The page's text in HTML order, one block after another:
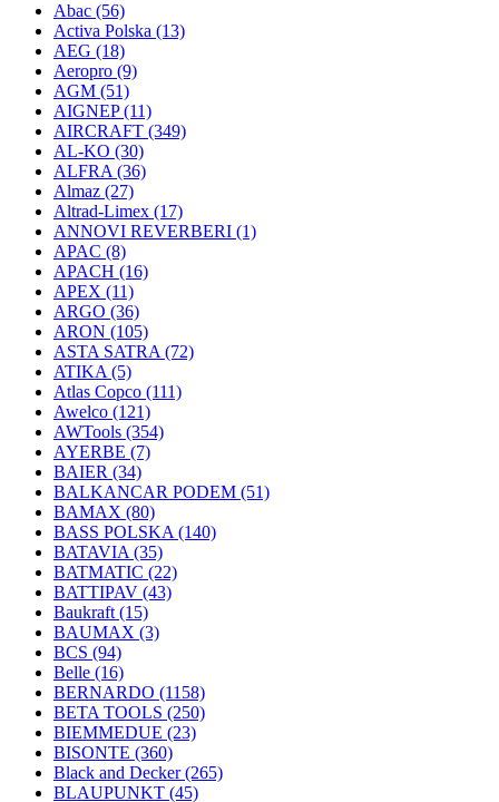
Abac (56)
Activa Polska (13)
AEG (18)
Aeropro (9)
AGM (51)
AIGNEP(11)
AIRCRAFT (349)
AL-KO (30)
ALFRA (36)
Almaz (27)
Altrad-Limex (17)
ANNOVI REVERBERI (1)
APAC (8)
APACH (16)
APEX (11)
ARGO (36)
ARON (105)
ASTA SATRA (72)
ATIKA (5)
Atlas Copco (111)
Awelco (121)
AWTools (354)
AYERBE (7)
BAIER (34)
BALKANCAR PODEM (51)
BAMAX (80)
BASS POLSKA (140)
BATAVIA (35)
BATMATIC (22)
BATTIPAV (43)
Baukraft (15)
BAUMAX (3)
BCS (94)
Belle (16)
BERNARDO (1158)
BETA TOOLS (250)
BIEMMEDUE (23)
BISONTE (360)
Black and Decker(265)
BLAUPUNKT (45)